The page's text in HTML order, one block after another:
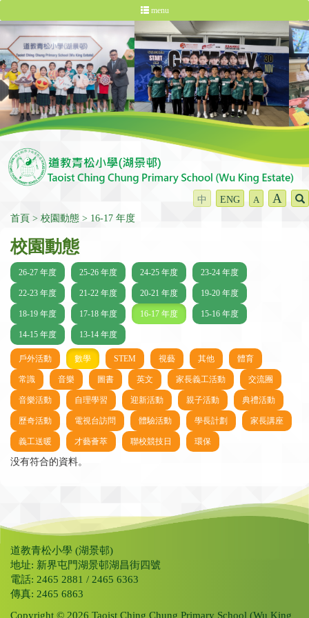
menu
中 ENG A A
首頁 校園動態 16-17 年度
校園動態
26-27 年度 25-26 年度 24-25 年度 23-24 年度
22-23 年度 21-22 年度 20-21 年度 19-20 年度
18-19 年度 17-18 年度 16-17 年度 15-16 年度
14-15 年度 13-14 年度
戶外活動 數學 STEM 視藝 其他 體育
常識 音樂 圖書 英文 家長義工活動 交流團
音樂活動 自理學習 迎新活動 親子活動 典禮活動
歷奇活動 電視台訪問 體驗活動 學長計劃 家長講座
義工送暖 才藝薈萃 聯校競技日 環保
没有符合的資料。
道教青松小學 (湖景邨)
地址: 新界屯門湖景邨湖昌街四號
電話: 2465 2881 / 2465 6363
傳真: 2465 6863
Copyright © 2026 Taoist Ching Chung Primary School (Wu King